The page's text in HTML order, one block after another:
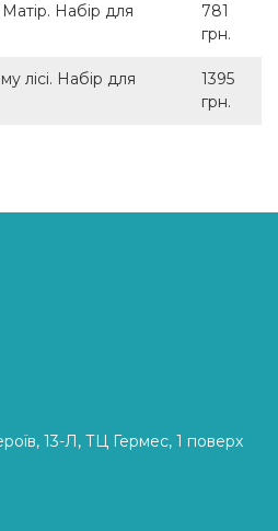
Набір для
781
грн.
лісі. Набір для
1395
грн.
13-Л, ТЦ Гермес, 1 поверх